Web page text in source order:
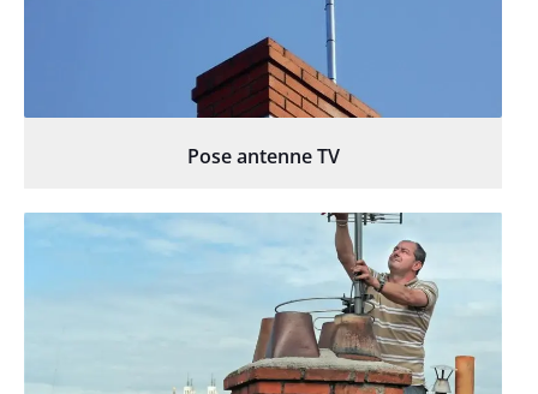
Pose antenne TV